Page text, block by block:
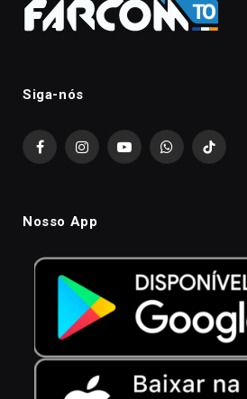
Siga-nós
FacebookInstagramYouTubeWhatsAppTikTok
Nosso App